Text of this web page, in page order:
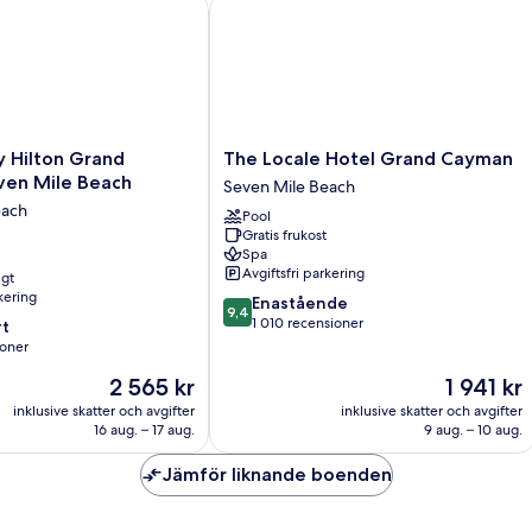
Hilton Grand
Mile Beach
Priset
är
2 565 kr
2 565 kr
inklusive skatter och avgifter
16 aug. – 17 aug.
The
Locale
Hotel
Grand
Cayman
Seven
Mile
Beach
The Locale Hotel Grand Cayman
Seven Mile Beach
Pool
Gratis frukost
Spa
Avgiftsfri parkering
9.4
av
9,4 Enastående
1 010 recensioner
Priset
är
1 941 kr
1 941 kr
inklusive skatter och avgifter
9 aug. – 10 aug.
Jämför liknande boenden